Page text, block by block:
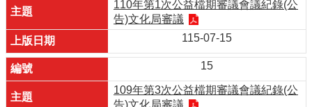
110年第1次公益檔期審議會議紀錄(公
告)文化局審議
115-07-15
15
109年第3次公益檔期審議會議紀錄(公
告)文化局審議